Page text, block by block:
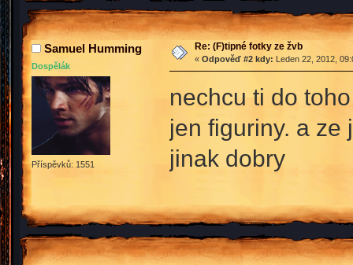
Samuel Humming
Dospělák
Příspěvků: 1551
Re: (F)tipné fotky ze žvb
« Odpověď #2 kdy: Leden 22, 2012,
nechcu ti do
jen figuriny. a
jinak dobry